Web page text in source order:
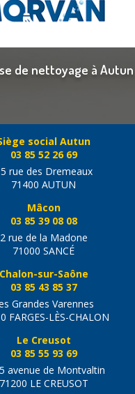
de nettoyage à Autun
social Autun
03 85 52 26 69
rue des Dremeaux
71400 AUTUN
Mâcon
03 85 39 08 08
2 rue de la Madone
71000 SANCÉ
Chalon-sur-Saône
03 85 43 85 37
Grandes Varennes
FARGES-LÈS-CHALON
Le Creusot
03 85 55 93 69
avenue de Montvaltin
71200 LE CREUSOT